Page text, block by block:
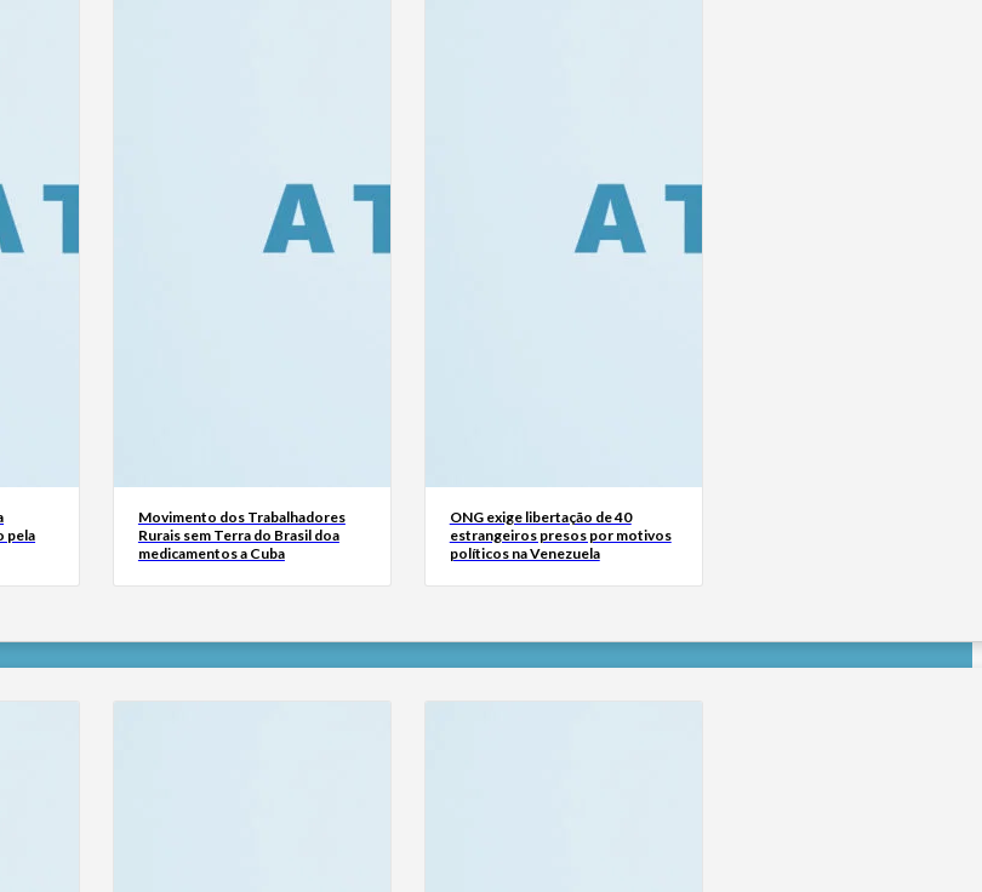
pela
Movimento dos Trabalhadores
Rurais sem Terra do Brasil doa
medicamentos a Cuba
ONG exige libertação de 40
estrangeiros presos por motivos
políticos na Venezuela